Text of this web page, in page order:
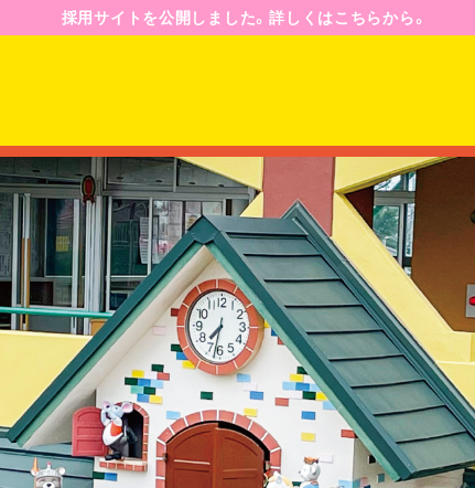
採用サイトを公開しました。詳しくはこちらから。
園のようす
園の一日
年間行事予定
入園案内
募集要項
Q&A